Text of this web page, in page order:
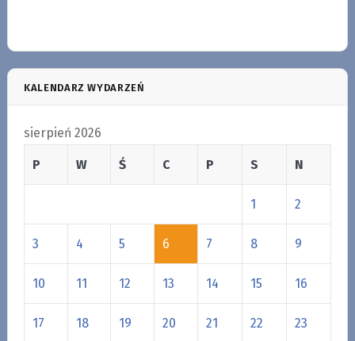
KALENDARZ WYDARZEŃ
sierpień 2026
P W Ś C P S N
1 2
3 4 5 6 7 8 9
10 11 12 13 14 15 16
17 18 19 20 21 22 23